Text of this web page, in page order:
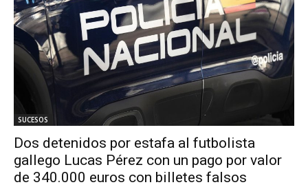
SUCESOS
Dos detenidos por estafa al futbolista
gallego Lucas Pérez con un pago por valor
de 340.000 euros con billetes falsos